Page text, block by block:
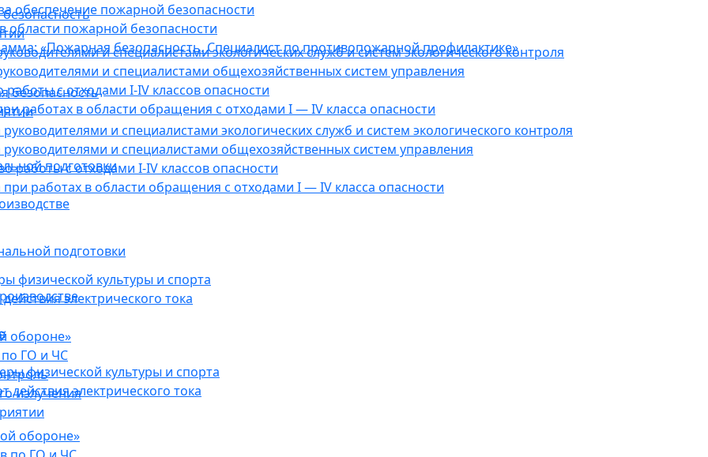
и специалистами экологических служб и систем экологического контроля
и специалистами общехозяйственных систем управления
с отходами I-IV классов опасности
работах в области обращения с отходами I — IV класса опасности
подготовки
физической культуры и спорта
электрического тока
обороне»
ГО и ЧС
излучения
обеспечение пожарной безопасности
пожарной безопасности
«Пожарная безопасность. Специалист по противопожарной профилактике»
безопасность
и специалистами экологических служб и систем экологического контроля
и специалистами общехозяйственных систем управления
работы с отходами I-IV классов опасности
работах в области обращения с отходами I — IV класса опасности
подготовки
физической культуры и спорта
электрического тока
обороне»